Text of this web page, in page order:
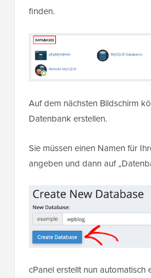
finden.
Auf dem nächsten Bildschirm
Datenbank erstellen.
Sie müssen einen Namen für
angeben und dann auf
cPanel erstellt nun automatisch